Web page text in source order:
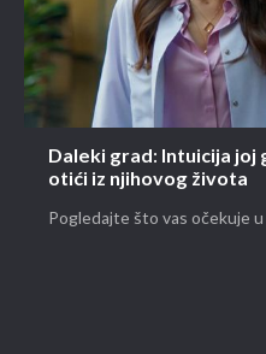
Daleki grad: Intuicija joj
otići iz njihovog života
Pogledajte što vas očekuje